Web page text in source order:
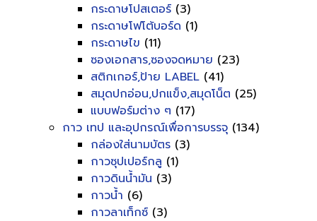
กระดาษโปสเตอร์ (3)
กระดาษโฟโต้บอร์ด (1)
กระดาษไข (11)
ซองเอกสาร,ซองจดหมาย (23)
สติกเกอร์,ป้าย LABEL (41)
สมุดปกอ่อน,ปกแข็ง,สมุดโน็ต (25)
แบบฟอร์มต่าง ๆ (17)
กาว เทป และอุปกรณ์เพื่อการบรรจุ (134)
กล่องใส่นามบัตร (3)
กาวซุปเปอร์กลู (1)
กาวดินน้ำมัน (3)
กาวน้ำ (6)
กาวลาเท็กซ์ (3)